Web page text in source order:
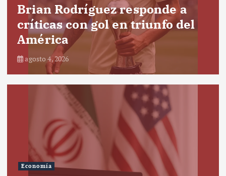
Brian Rodríguez responde a
críticas con gol en triunfo del
América
agosto 4, 2026
Economía